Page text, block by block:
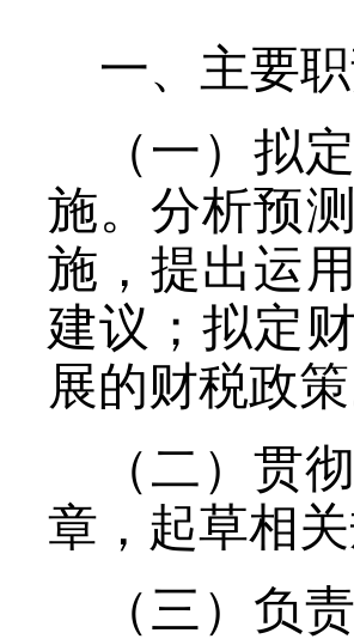
一、主要职
（一）拟
施。分析预
施，提出运
建议；拟定
展的财税政策
（二）贯
章，起草相
（三）负